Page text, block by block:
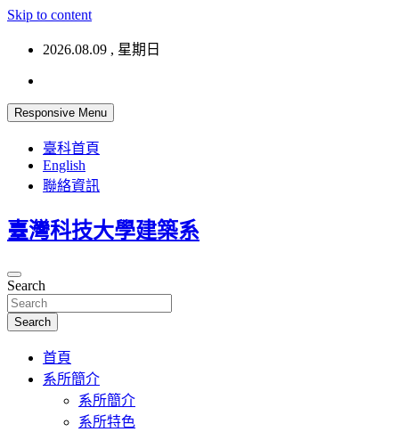
Skip to content
2026.08.09 , 星期日
Responsive Menu
臺科首頁
English
聯絡資訊
臺灣科技大學建築系
Search
Search
首頁
系所簡介
系所簡介
系所特色